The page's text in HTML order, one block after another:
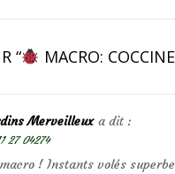
“ MACRO:
Merveilleux a dit :
27 04274
! Instants volés